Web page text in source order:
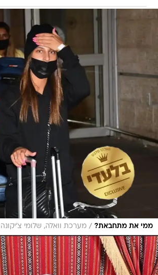
ממי את מתחבאת? מערכת וואלה, שלומי צ'יקונה